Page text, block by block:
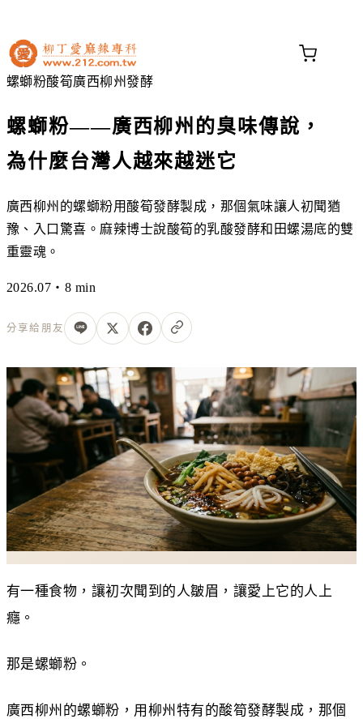
螺螄粉酸筍廣西柳州發酵
螺螄粉——廣西柳州的臭味傳說，
為什麼台灣人越來越迷它
廣西柳州的螺螄粉用酸筍發酵製成，那個氣味讓人初聞猶
豫、入口驚喜。麻辣博士說酸筍的乳酸發酵和田螺湯底的雙
重靈魂。
2026.07・8 min
分享給朋友
有一種食物，讓初次聞到的人皺眉，讓愛上它的人上
癮。
那是螺螄粉。
廣西柳州的螺螄粉，用柳州特有的酸筍發酵製成，那個